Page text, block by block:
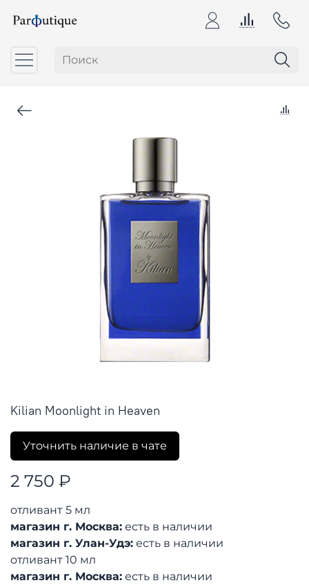
Kilian Moonlight in Heaven
Уточнить наличие в чате
2 750 ₽
отливант 5 мл
магазин г. Москва: есть в наличии
магазин г. Улан-Удэ: есть в наличии
отливант 10 мл
магазин г. Москва: есть в наличии